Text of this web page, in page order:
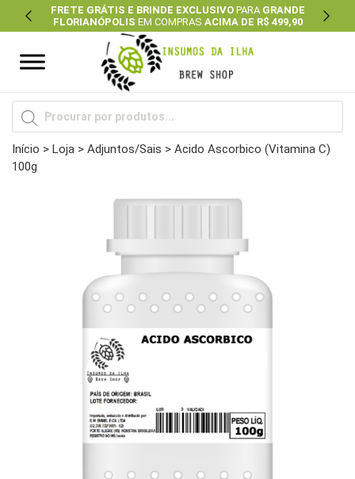
FRETE GRÁTIS E BRINDE EXCLUSIVOPARA GRANDE
FLORIANÓPOLIS EM COMPRAS ACIMA DE R$ 499,90
Previous Next
Pesquisar
produtos
Início > Loja > Adjuntos/Sais > Acido Ascorbico (Vitamina C)
100g